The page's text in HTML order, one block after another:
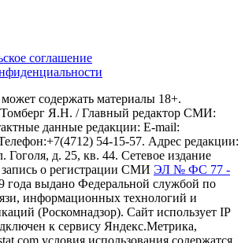
соглашение
содержать материалы 18+.
Я.Н. / Главный редактор СМИ:
данные редакции: E-mail:
54-15-57. Адрес редакции:
Гоголя, д. 25, кв. 44. Сетевое издание
о регистрации СМИ ЭЛ № ФС 77 -
года выдано Федеральной службой по
информационных технологий и
(Роскомнадзор). Сайт использует IP
к сервису Яндекс.Метрика,